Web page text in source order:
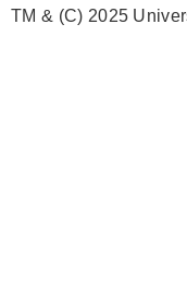
TM & (C) 2025